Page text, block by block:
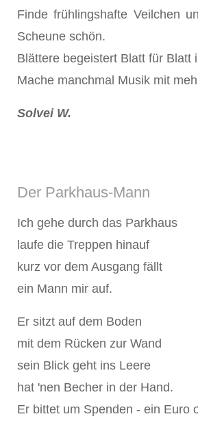
Finde frühlingshafte Veilchen
Scheune schön.
Blättere begeistert Blatt für Blatt
Mache manchmal Musik mit
Solvei W.
Der Parkhaus-Mann
Ich gehe durch das Parkhaus
laufe die Treppen hinauf
kurz vor dem Ausgang fällt
ein Mann mir auf.
Er sitzt auf dem Boden
mit dem Rücken zur Wand
sein Blick geht ins Leere
hat 'nen Becher in der Hand.
Er bittet um Spenden - ein Euro